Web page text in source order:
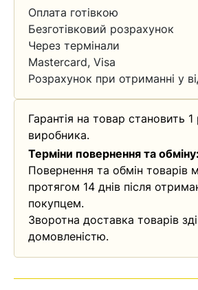
Оплата готівкою
Безготівковий розрахунок
Через термінали
Mastercard, Visa
Розрахунок при отриманні у
Гарантія на товар становить 1
виробника.
Терміни повернення та обміну:
Повернення та обмін товарів
протягом 14 днів після
покупцем.
Зворотна доставка товарів
домовленістю.